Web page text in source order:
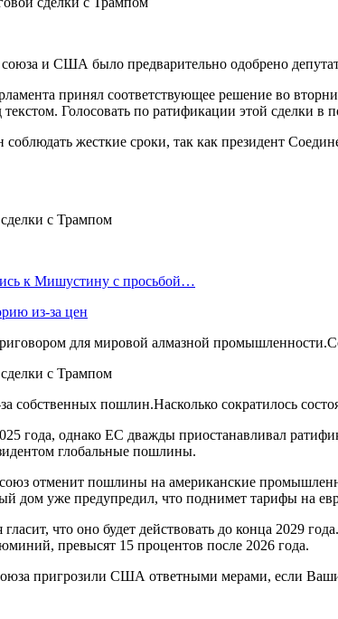
и США было предварительно одобрено
принял соответствующее решение во
текстом. Голосовать по ратификации этой сделки в
соблюдать жесткие сроки, так как президент
к Мишустину с просьбой…
из-за цен
для мировой алмазной
собственных пошлин.Насколько сократилось
года, однако ЕС дважды приостанавливал
глобальные пошлины.
отменит пошлины на американские
дом уже предупредил, что поднимет тарифы на
что оно будет действовать до конца 2029
превысят 15 процентов после 2026 года.
пригрозили США ответными мерами, если